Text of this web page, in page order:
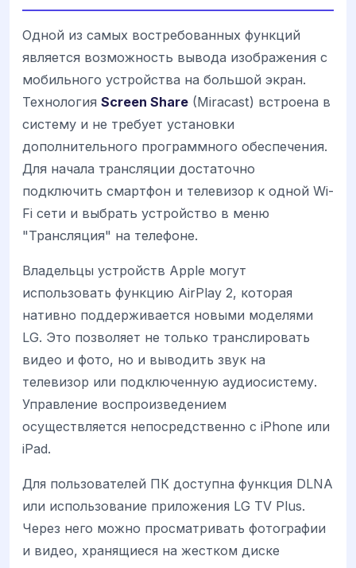
Одной из самых востребованных функций
является возможность вывода изображения с
мобильного устройства на большой экран.
Технология Screen Share (Miracast) встроена в
систему и не требует установки
дополнительного программного обеспечения.
Для начала трансляции достаточно
подключить смартфон и телевизор к одной Wi-
Fi сети и выбрать устройство в меню
"Трансляция" на телефоне.
Владельцы устройств Apple могут
использовать функцию AirPlay 2, которая
нативно поддерживается новыми моделями
LG. Это позволяет не только транслировать
видео и фото, но и выводить звук на
телевизор или подключенную аудиосистему.
Управление воспроизведением
осуществляется непосредственно с iPhone или
iPad.
Для пользователей ПК доступна функция DLNA
или использование приложения LG TV Plus.
Через него можно просматривать фотографии
и видео, хранящиеся на жестком диске